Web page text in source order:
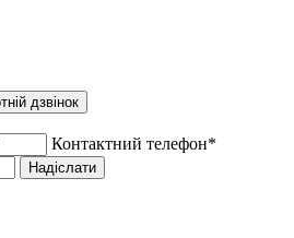
дзвінок
Контактний телефон*
Надіслати